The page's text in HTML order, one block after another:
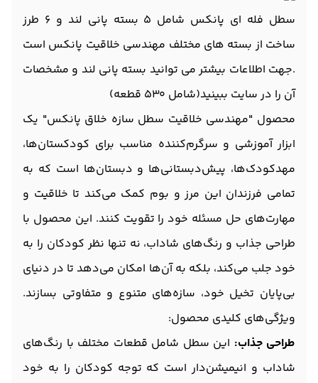
سطل فله ای پانکس شامل 5 بسته پانی لند و 6 طرز
ساخت از بسته های مختلف مهندسی خلاقیت پانکس است
.جهت اطلاعات بیشتر می توانید بسته پانی لند و مشخصات
آن را در سایت ببینید(شامل 530 قطعه)
محصول "مهندسی خلاقیت سطل سازه خلاق پانکس" یک
ابزار آموزشی و سرگرم‌کننده مناسب برای کودکستان‌ها،
مهدکودک‌ها، پیش‌دبستانی‌ها و دبستان‌ها است که به
تمامی فرزندان این مرز و بوم کمک می‌کند تا خلاقیت و
مهارت‌های حل مسئله خود را تقویت کنند. این محصول با
طراحی جذاب و رنگ‌های شاداب، نه تنها نظر کودکان را به
خود جلب می‌کند، بلکه به آن‌ها امکان می‌دهد تا در دنیای
بی‌پایان تخیل خود، سازه‌های متنوع و متفاوتی بسازند.
ویژگی‌های کلیدی محصول:
طراحی جذاب: این سطل شامل قطعات مختلف با رنگ‌های
شاداب و انیمیشن‌دار است که توجه کودکان را به خود